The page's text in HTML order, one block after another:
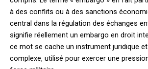
à des conflits ou à des sanctions
central dans la régulation des échanges
signifie réellement un embargo en droit
ce mot se cache un instrument juridique
complexe, utilisé pour exercer une